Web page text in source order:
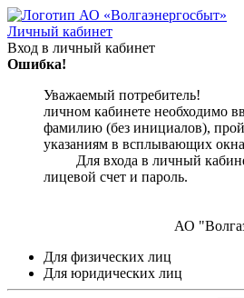
Личный кабинет
Вход в личный кабинет
Ошибка!
Уважаемый потребитель!
личном кабинете необходимо
фамилию (без инициалов),
указаниям в
Для входа в личный
лицевой
АО
Для физических лиц
Для юридических лиц